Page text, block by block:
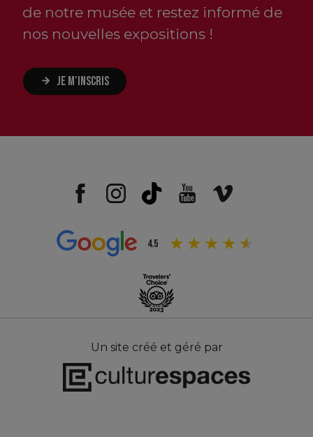
de notre musée et restez informé de
nos nouvelles expositions !
JE M’INSCRIS
4.5
Un site créé et géré par